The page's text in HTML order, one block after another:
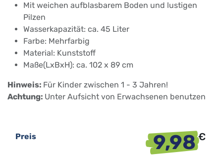
Mit weichen aufblasbarem Boden und lustigen
Pilzen
Wasserkapazität: ca. 45 Liter
Farbe: Mehrfarbig
Material: Kunststoff
Maße(LxBxH): ca. 102 x 89 cm
Hinweis: Für Kinder zwischen 1 - 3 Jahren!
Achtung: Unter Aufsicht von Erwachsenen benutzen
Preis 9,98€